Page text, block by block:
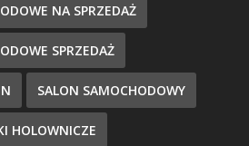
NA SPRZEDAŻ
SPRZEDAŻ
SALON SAMOCHODOWY
HOLOWNICZE